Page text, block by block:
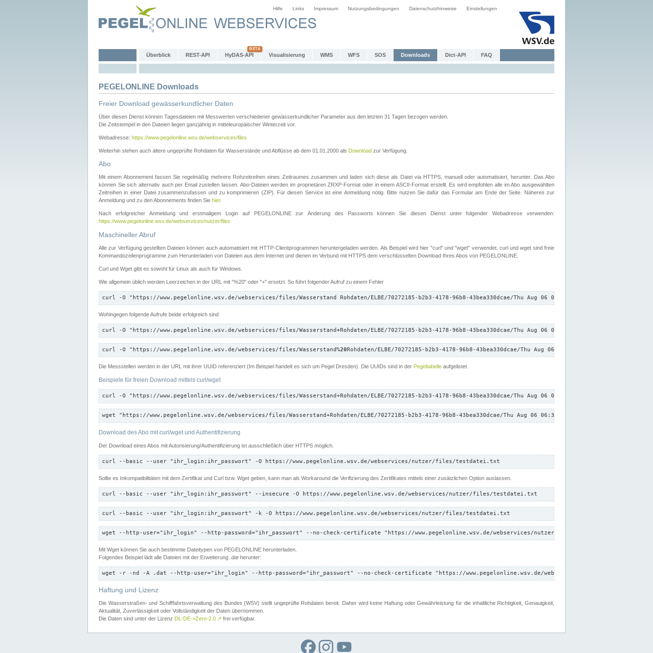
Hilfe Links Impressum Nutzungsbedingungen Datenschutzhinweise Einstellungen
Überblick REST-API HyDAS-API Visualisierung WMS WFS SOS Downloads Dict-API FAQ
PEGELONLINE Downloads
Freier Download gewässerkundlicher Daten
Über diesen Dienst können Tagesdateien mit Messwerten verschiedener gewässerkundlicher Parameter aus den letzten 31 Tagen bezogen werden.
Die Zeitstempel in den Dateien liegen ganzjährig in mitteleuropäischer Winterzeit vor.
Webadresse: https://www.pegelonline.wsv.de/webservices/files
Weiterhin stehen auch ältere ungeprüfte Rohdaten für Wasserstände und Abflüsse ab dem 01.01.2000 als Download zur Verfügung.
Abo
Mit einem Abonnement fassen Sie regelmäßig mehrere Rohzeitreihen eines Zeitraumes zusammen und laden sich diese als Datei via HTTPS, manuell oder automatisiert, herunter. Das Abo
können Sie sich alternativ auch per Email zustellen lassen. Abo-Dateien werden im proprietären ZRXP-Format oder in einem ASCII-Format erstellt. Es wird empfohlen alle im Abo ausgewählten
Zeitreihen in einer Datei zusammenzufassen und zu komprimieren (ZIP). Für diesen Service ist eine Anmeldung nötig. Bitte nutzen Sie dafür das Formular am Ende der Seite. Näheres zur
Anmeldung und zu den Abonnements finden Sie hier.
Nach erfolgreicher Anmeldung und erstmaligem Login auf PEGELONLINE zur Änderung des Passworts können Sie diesen Dienst unter folgender Webadresse verwenden:
https://www.pegelonline.wsv.de/webservices/nutzer/files
Maschineller Abruf
Alle zur Verfügung gestellten Dateien können auch automatisiert mit HTTP-Clientprogrammen heruntergeladen werden. Als Beispiel wird hier "curl" und "wget" verwendet. curl und wget sind freie
Kommandozeilenprogramme zum Herunterladen von Dateien aus dem Internet und dienen im Verbund mit HTTPS dem verschlüsselten Download Ihres Abos von PEGELONLINE.
Curl und Wget gibt es sowohl für Linux als auch für Windows.
Wie allgemein üblich werden Leerzeichen in der URL mit "%20" oder "+" ersetzt. So führt folgender Aufruf zu einem Fehler
curl -O "https://www.pegelonline.wsv.de/webservices/files/Wasserstand Rohdaten/ELBE/70272185-b2b3-4178-96b8-43bea330dcae/Thu Aug 06 06:35:31 CEST 2026/down.txt"
Wohingegen folgende Aufrufe beide erfolgreich sind
curl -O "https://www.pegelonline.wsv.de/webservices/files/Wasserstand+Rohdaten/ELBE/70272185-b2b3-4178-96b8-43bea330dcae/Thu Aug 06 06:35:31 CEST 2026/down.txt"
curl -O "https://www.pegelonline.wsv.de/webservices/files/Wasserstand%20Rohdaten/ELBE/70272185-b2b3-4178-96b8-43bea330dcae/Thu Aug 06 06:35:31 CEST 2026/down.txt"
Die Messstellen werden in der URL mit ihrer UUID referenziert (Im Beispiel handelt es sich um Pegel Dresden). Die UUIDs sind in der Pegeltabelle aufgelistet.
Beispiele für freien Download mittels curl/wget
curl -O "https://www.pegelonline.wsv.de/webservices/files/Wasserstand+Rohdaten/ELBE/70272185-b2b3-4178-96b8-43bea330dcae/Thu Aug 06 06:35:31 CEST 2026/down.txt"
wget "https://www.pegelonline.wsv.de/webservices/files/Wasserstand+Rohdaten/ELBE/70272185-b2b3-4178-96b8-43bea330dcae/Thu Aug 06 06:35:31 CEST 2026/down.txt"
Download des Abo mit curl/wget und Authentifizierung
Der Download eines Abos mit Autorisierung/Authentifizierung ist ausschließlich über HTTPS möglich.
curl --basic --user "ihr_login:ihr_passwort" -O https://www.pegelonline.wsv.de/webservices/nutzer/files/testdatei.txt
Sollte es Inkompatibilitäten mit dem Zertifikat und Curl bzw. Wget geben, kann man als Workaround die Verifizierung des Zertifikates mittels einer zusätzlichen Option auslassen.
curl --basic --user "ihr_login:ihr_passwort" --insecure -O https://www.pegelonline.wsv.de/webservices/nutzer/files/testdatei.txt
curl --basic --user "ihr_login:ihr_passwort" -k -O https://www.pegelonline.wsv.de/webservices/nutzer/files/testdatei.txt
wget --http-user="ihr_login" --http-password="ihr_passwort" --no-check-certificate "https://www.pegelonline.wsv.de/webservices/nutzer/files/testdatei.txt"
Mit Wget können Sie auch bestimmte Dateitypen von PEGELONLINE herunterladen.
Folgendes Beispiel lädt alle Dateien mit der Erweiterung .datherunter:
wget -r -nd -A .dat --http-user="ihr_login" --http-password="ihr_passwort" --no-check-certificate "https://www.pegelonline.wsv.de/webservices/nutzer/files"
Haftung und Lizenz
Die Wasserstraßen- und Schifffahrtsverwaltung des Bundes (WSV) stellt ungeprüfte Rohdaten bereit. Daher wird keine Haftung oder Gewährleistung für die inhaltliche Richtigkeit, Genauigkeit,
Aktualität, Zuverlässigkeit oder Vollständigkeit der Daten übernommen.
Die Daten sind unter der Lizenz DL-DE->Zero-2.0 ↗ frei verfügbar.